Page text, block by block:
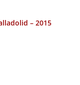
– 2015